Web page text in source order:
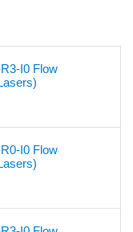
I0 Flow
I0 Flow